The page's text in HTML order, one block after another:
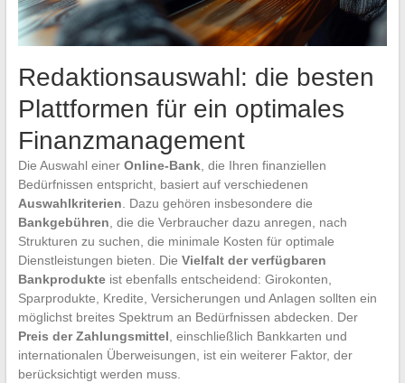
Redaktionsauswahl: die besten
Plattformen für ein optimales
Finanzmanagement
Die Auswahl einer Online-Bank, die Ihren finanziellen
Bedürfnissen entspricht, basiert auf verschiedenen
Auswahlkriterien . Dazu gehören insbesondere die
Bankgebühren , die die Verbraucher dazu anregen, nach
Strukturen zu suchen, die minimale Kosten für optimale
Dienstleistungen bieten. Die Vielfalt der verfügbaren
Bankprodukteist ebenfalls entscheidend: Girokonten,
Sparprodukte, Kredite, Versicherungen und Anlagen sollten ein
möglichst breites Spektrum an Bedürfnissen abdecken. Der
Preis der Zahlungsmittel , einschließlich Bankkarten und
internationalen Überweisungen, ist ein weiterer Faktor, der
berücksichtigt werden muss.